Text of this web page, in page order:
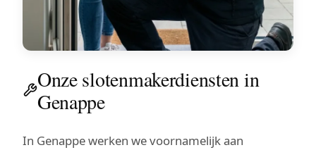
Onze slotenmakerdiensten in
Genappe
In Genappe werken we voornamelijk aan